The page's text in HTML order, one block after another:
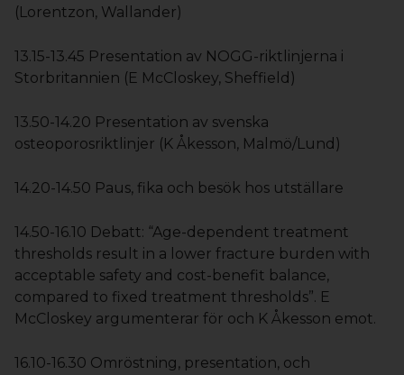
(Lorentzon, Wallander)
13.15-13.45 Presentation av NOGG-riktlinjerna i
Storbritannien (E McCloskey, Sheffield)
13.50-14.20 Presentation av svenska
osteoporosriktlinjer (K Åkesson, Malmö/Lund)
14.20-14.50 Paus, fika och besök hos utställare
14.50-16.10 Debatt: “Age-dependent treatment
thresholds result in a lower fracture burden with
acceptable safety and cost-benefit balance,
compared to fixed treatment thresholds”. E
McCloskey argumenterar för och K Åkesson emot.
16.10-16.30 Omröstning, presentation, och